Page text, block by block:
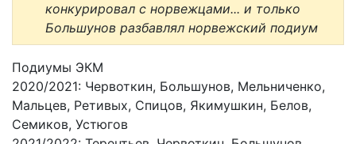
конкурировал с норвежцами... и только
Большунов разбавлял норвежский подиум
Подиумы ЭКМ
2020/2021: Червоткин, Большунов, Мельниченко,
Мальцев, Ретивых, Спицов, Якимушкин, Белов,
Семиков, Устюгов